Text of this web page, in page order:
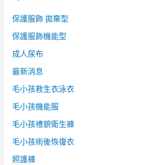
保護服飾 拋棄型
保護服飾機能型
成人尿布
最新消息
毛小孩救生衣泳衣
毛小孩機能服
毛小孩禮貌衛生褲
毛小孩術後恢復衣
照護褲